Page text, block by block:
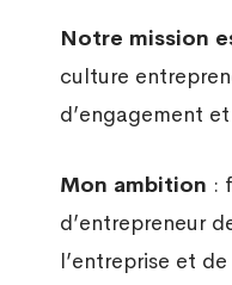
Notre mission
culture
d’engagement
Mon ambition :
d’entrepreneur
l’entreprise et